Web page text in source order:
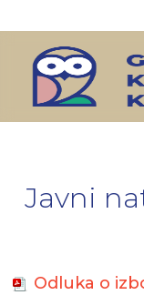
Javni
Odluka o